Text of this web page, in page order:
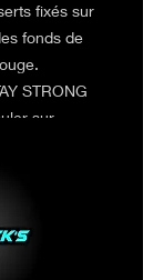
fixés sur
fonds de
STRONG
sur